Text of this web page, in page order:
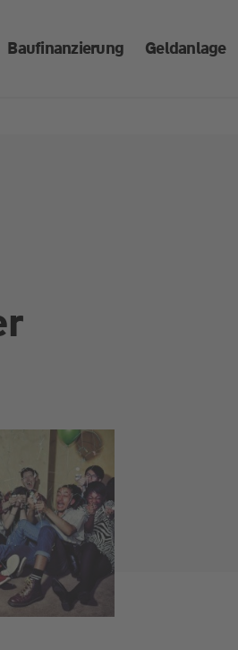
Baufinanzierung Geldanlage